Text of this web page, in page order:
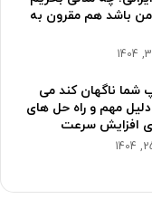
باشد هم مقرون به
شما ناگهان کند می
شود؟ ۷ دلیل مهم و راه حل های
افزایش سرعت